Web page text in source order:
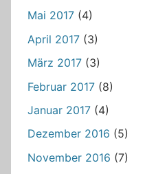
Mai 2017 (4)
April 2017 (3)
März 2017 (3)
Februar 2017 (8)
Januar 2017 (4)
Dezember 2016 (5)
November 2016 (7)